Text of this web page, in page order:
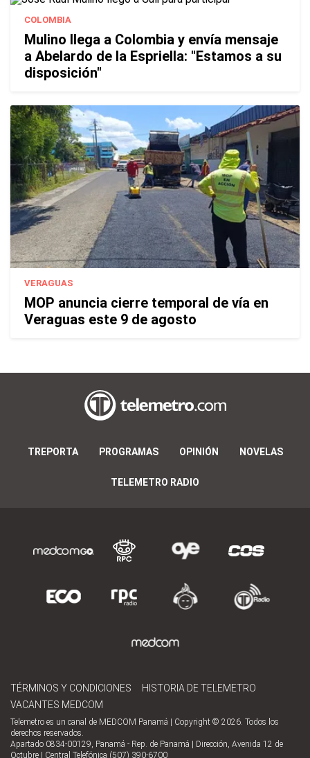
COLOMBIA
Mulino llega a Colombia y envía mensaje
a Abelardo de la Espriella: "Estamos a su
disposición"
VERAGUAS
MOP anuncia cierre temporal de vía en
Veraguas este 9 de agosto
TREPORTA PROGRAMAS OPINIÓN NOVELAS
TELEMETRO RADIO
TÉRMINOS Y CONDICIONES
HISTORIA DE TELEMETRO
VACANTES MEDCOM
Telemetro es un canal de MEDCOM Panamá | Copyright © 2026. Todos los
derechos reservados.
Apartado 0834-00129, Panamá - Rep. de Panamá | Dirección, Avenida 12 de
Octubre | Central Telefónica (507) 390-6700